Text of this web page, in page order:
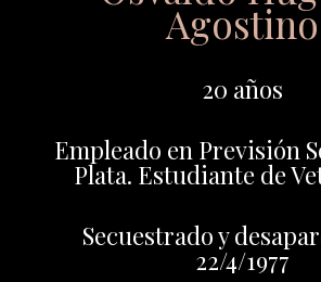
Agostino
20 años
Empleado en Previsión
Plata. Estudiante de
Secuestrado y
22/4/1977